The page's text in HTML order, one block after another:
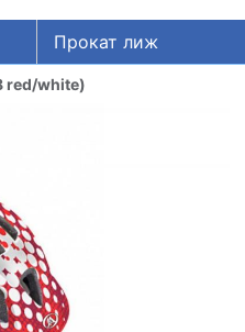
Прокат лиж
red/white)